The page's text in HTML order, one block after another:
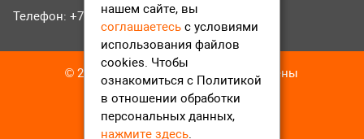
Телефон: +7 (496) 551-04-95
© 2016-2023 ТВР24 Все права защищены
нашем сайте, вы
соглашаетесь с условиями
использования файлов
cookies. Чтобы
ознакомиться с Политикой
в отношении обработки
персональных данных,
нажмите здесь.